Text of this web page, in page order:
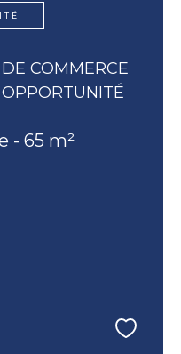
COMMERCE
- 65 m²